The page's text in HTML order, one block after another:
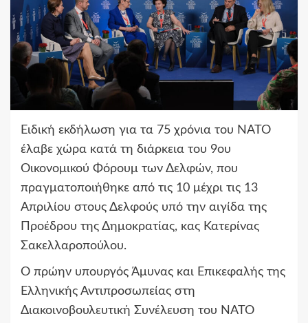
Ειδική εκδήλωση για τα 75 χρόνια του ΝΑΤΟ
έλαβε χώρα κατά τη διάρκεια του 9oυ
Οικονομικού Φόρουμ των Δελφών, που
πραγματοποιήθηκε από τις 10 μέχρι τις 13
Απριλίου στους Δελφούς υπό την αιγίδα της
Προέδρου της Δημοκρατίας, κας Κατερίνας
Σακελλαροπούλου.
O πρώην υπουργός Άμυνας και Επικεφαλής της
Ελληνικής Αντιπροσωπείας στη
Διακοινοβουλευτική Συνέλευση του ΝΑΤΟ